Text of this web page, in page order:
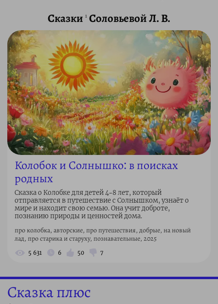
Сказки 1 Соловьевой Л. В.
Колобок и Солнышко: в поисках
родных
Сказка о Колобке для детей 4–8 лет, который
отправляется в путешествие с Солнышком, узнаёт о
мире и находит свою семью. Она учит доброте,
познанию природы и ценностей дома.
про колобка, авторские, про путешествия, добрые, на новый
лад, про старика и старуху, познавательные, 2025
5 631 6 50 7
Сказка плюс